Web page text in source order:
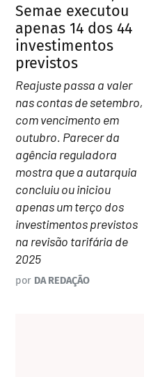
Semae executou
apenas 14 dos 44
investimentos
previstos
Reajuste passa a valer
nas contas de setembro,
com vencimento em
outubro. Parecer da
agência reguladora
mostra que a autarquia
concluiu ou iniciou
apenas um terço dos
investimentos previstos
na revisão tarifária de
2025
por DA REDAÇÃO